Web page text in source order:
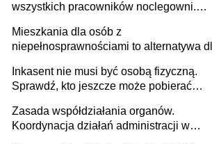
wszystkich pracowników noclegowni.
Mieszkania dla osób z
niepełnosprawnościami to alternatywa
samodzielnie lub z rodziną
Inkasent nie musi być osobą fizyczną.
Sprawdź, kto jeszcze może pobierać
Zasada współdziałania organów.
Koordynacja działań administracji w